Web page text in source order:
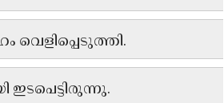
വെളിപ്പെടുത്തി.